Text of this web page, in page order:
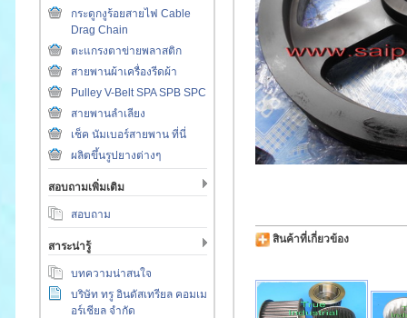
กระดูกงูร้อยสายไฟ Cable
Drag Chain
ตะแกรงตาข่ายพลาสติก
สายพานผ้าเครื่องรีดผ้า
Pulley V-Belt SPA SPB SPC
สายพานลำเลียง
เช็ค นัมเบอร์สายพาน ที่นี่
ผลิตขึ้นรูปยางต่างๆ
สอบถามเพิ่มเติม
สอบถาม
สาระน่ารู้
บทความน่าสนใจ
บริษัท ทรู อินดัสเทรียล คอมเม
อร์เชียล จำกัด
สินค้าที่เกี่ยวข้อง